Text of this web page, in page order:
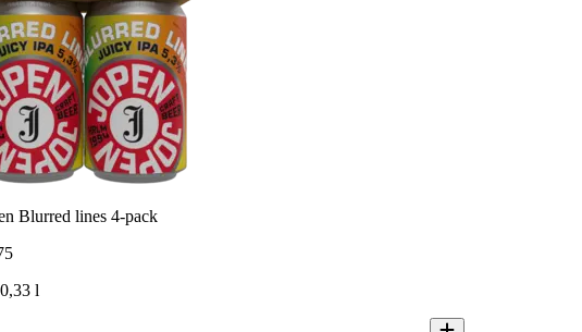
Blurred lines 4-pack
l